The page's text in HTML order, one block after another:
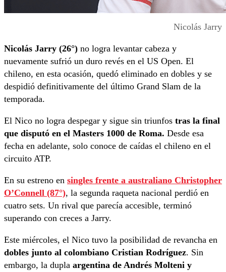
Nicolás Jarry
Nicolás Jarry (26°) no logra levantar cabeza y
nuevamente sufrió un duro revés en el US Open. El
chileno, en esta ocasión, quedó eliminado en dobles y se
despidió definitivamente del último Grand Slam de la
temporada.
El Nico no logra despegar y sigue sin triunfos tras la final
que disputó en el Masters 1000 de Roma. Desde esa
fecha en adelante, solo conoce de caídas el chileno en el
circuito ATP.
En su estreno en singles frente a australiano Christopher
O’Connell (87°), la segunda raqueta nacional perdió en
cuatro sets. Un rival que parecía accesible, terminó
superando con creces a Jarry.
Este miércoles, el Nico tuvo la posibilidad de revancha en
dobles junto al colombiano Cristian Rodríguez. Sin
embargo, la dupla argentina de Andrés Molteni y